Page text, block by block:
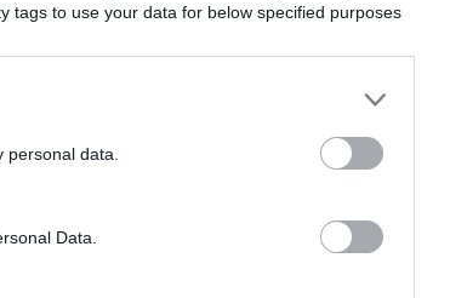
tags to use your data for below specified purposes
data.
Data.
κρίση επηρεάζει την παραγωγή
τόσο την παραγωγή όσο και τη
αναμένεται να πληγούν πρώτες, στο
ελλείψεις τροφίμων υπάρχουν